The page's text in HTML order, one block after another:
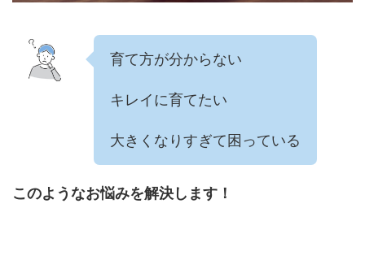
育て方が分からない
キレイに育てたい
大きくなりすぎて困っている
このようなお悩みを解決します！